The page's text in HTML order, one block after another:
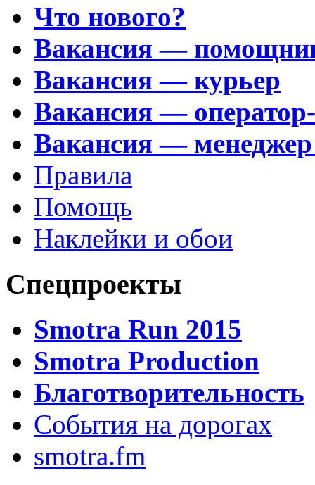
Что нового?
Вакансия —
Вакансия — курьер
Вакансия —
Вакансия —
Правила
Помощь
Наклейки и обои
Спецпроекты
Smotra Run 2015
Smotra Production
Благотворительность
События на дорогах
smotra.fm